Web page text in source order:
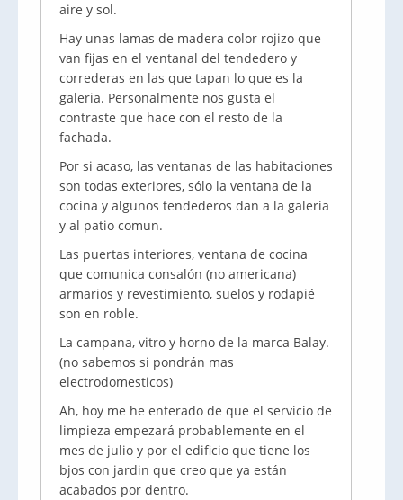
aire y sol.
Hay unas lamas de madera color rojizo que
van fijas en el ventanal del tendedero y
correderas en las que tapan lo que es la
galeria. Personalmente nos gusta el
contraste que hace con el resto de la
fachada.
Por si acaso, las ventanas de las habitaciones
son todas exteriores, sólo la ventana de la
cocina y algunos tendederos dan a la galeria
y al patio comun.
Las puertas interiores, ventana de cocina
que comunica consalón (no americana)
armarios y revestimiento, suelos y rodapié
son en roble.
La campana, vitro y horno de la marca Balay.
(no sabemos si pondrán mas
electrodomesticos)
Ah, hoy me he enterado de que el servicio de
limpieza empezará probablemente en el
mes de julio y por el edificio que tiene los
bjos con jardin que creo que ya están
acabados por dentro.